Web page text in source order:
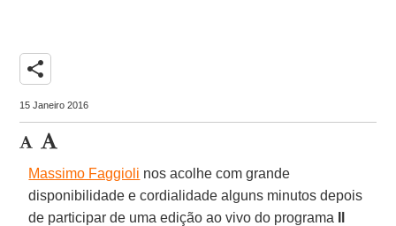
share
15 Janeiro 2016
Massimo Faggioli nos acolhe com grande
disponibilidade e cordialidade alguns minutos depois
de participar de uma edição ao vivo do programa